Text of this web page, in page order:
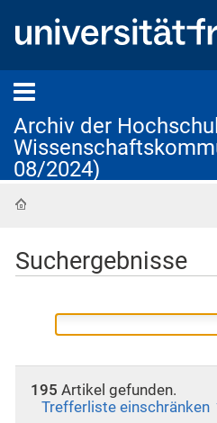
Archiv der
08/2024)
Suchergebnisse
195 Artikel gefunden.
Trefferliste einschränken